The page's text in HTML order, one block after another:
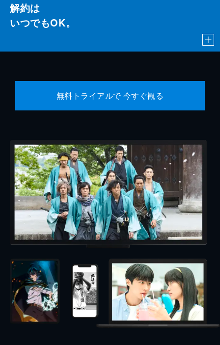
解約は
いつでもOK。
無料トライアルで 今すぐ観る